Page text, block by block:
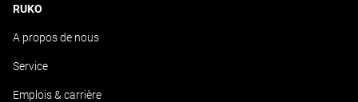
RUKO
A propos de nous
Service
Emplois & carrière